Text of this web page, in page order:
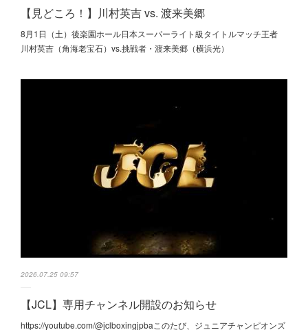
【見どころ！】川村英吉 vs. 渡来美郷
8月1日（土）後楽園ホール日本スーパーライト級タイトルマッチ王者
川村英吉（角海老宝石）vs.挑戦者・渡来美郷（横浜光）
2026.07.25 09:57
【JCL】専用チャンネル開設のお知らせ
https://youtube.com/@jclboxingjpbaこのたび、ジュニアチャンピオンズ